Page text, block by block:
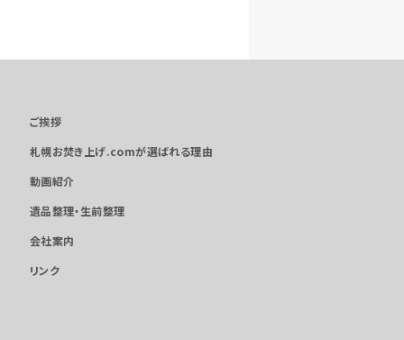
ご挨拶
札幌お焚き上げ.comが選ばれる理由
動画紹介
遺品整理・生前整理
会社案内
リンク